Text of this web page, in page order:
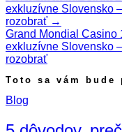
exkluzívne Slovensko
rozobrať →
Grand Mondial Casino
exkluzívne Slovensko
rozobrať
Toto sa vám bude
Blog